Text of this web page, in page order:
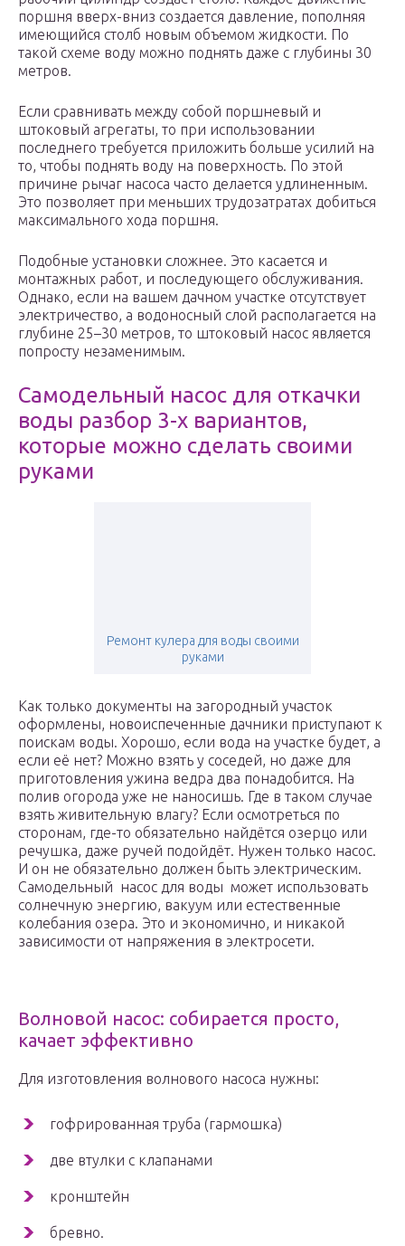
поршня вверх-вниз создается давление, пополняя
имеющийся столб новым объемом жидкости. По
такой схеме воду можно поднять даже с глубины 30
метров.
Если сравнивать между собой поршневый и
штоковый агрегаты, то при использовании
последнего требуется приложить больше усилий на
то, чтобы поднять воду на поверхность. По этой
причине рычаг насоса часто делается удлиненным.
Это позволяет при меньших трудозатратах добиться
максимального хода поршня.
Подобные установки сложнее. Это касается и
монтажных работ, и последующего обслуживания.
Однако, если на вашем дачном участке отсутствует
электричество, а водоносный слой располагается на
глубине 25–30 метров, то штоковый насос является
попросту незаменимым.
Самодельный насос для откачки
воды разбор 3-х вариантов,
которые можно сделать своими
руками
Ремонт кулера для воды своими
руками
Как только документы на загородный участок
оформлены, новоиспеченные дачники приступают к
поискам воды. Хорошо, если вода на участке будет, а
если её нет? Можно взять у соседей, но даже для
приготовления ужина ведра два понадобится. На
полив огорода уже не наносишь. Где в таком случае
взять живительную влагу? Если осмотреться по
сторонам, где-то обязательно найдётся озерцо или
речушка, даже ручей подойдёт. Нужен только насос.
И он не обязательно должен быть электрическим.
Самодельный насос для воды может использовать
солнечную энергию, вакуум или естественные
колебания озера. Это и экономично, и никакой
зависимости от напряжения в электросети.
Волновой насос: собирается просто,
качает эффективно
Для изготовления волнового насоса нужны:
гофрированная труба (гармошка)
две втулки с клапанами
кронштейн
бревно.